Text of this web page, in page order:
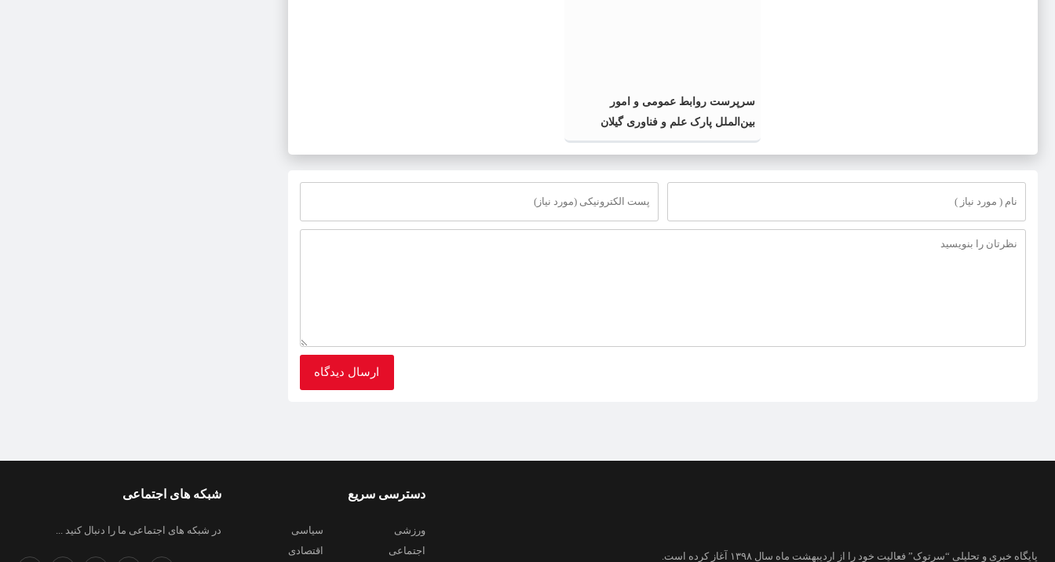
سرپرست روابط عمومی و امور
بین‌الملل پارک علم و فناوری گیلان
منصوب شد
پایگاه خبری و تحلیلی “سرتوک” فعالیت خود را از اردیبهشت ماه سال ۱۳۹۸ آغاز کرده است.
شبکه های اجتماعی
در شبکه های اجتماعی ما را دنبال کنید ...
دسترسی سریع
ورزشی
سیاسی
اجتماعی
اقتصادی